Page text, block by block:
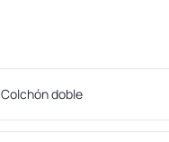
Colchón doble